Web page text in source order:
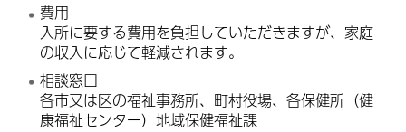
費用
入所に要する費用を負担していただきますが、家庭
の収入に応じて軽減されます。
相談窓口
各市又は区の福祉事務所、町村役場、各保健所（健
康福祉センター）地域保健福祉課